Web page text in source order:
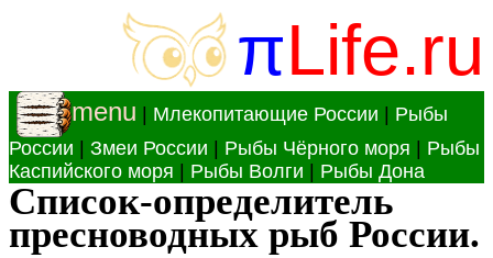
πLife.ru
menu Млекопитающие России
Рыбы
России
Змеи России Рыбы Чёрного моря
Рыбы
Каспийского моря
Рыбы Волги Рыбы Дона
Список-определитель
пресноводных рыб России.